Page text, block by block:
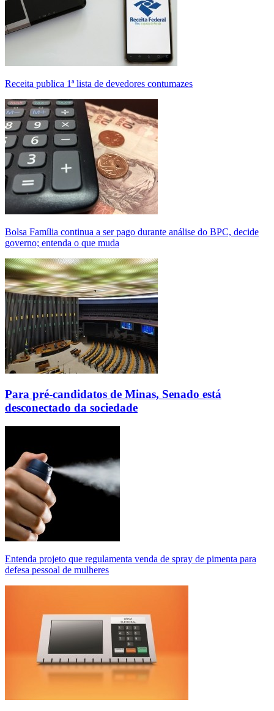
Receita publica 1ª lista de devedores contumazes
Bolsa Família continua a ser pago durante análise do BPC, decide
governo; entenda o que muda
Para pré-candidatos de Minas, Senado está
desconectado da sociedade
Entenda projeto que regulamenta venda de spray de pimenta para
defesa pessoal de mulheres